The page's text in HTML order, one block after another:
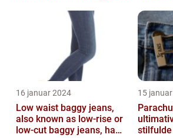
blandt...
16 januar 2024
Low waist baggy jeans,
also known as low-rise or
low-cut baggy jeans, have
15
stilfulde